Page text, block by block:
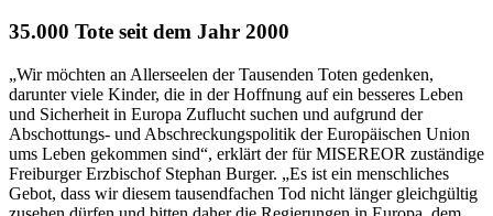
35.000 Tote seit dem Jahr 2000
„Wir möchten an Allerseelen der Tausenden Toten gedenken,
darunter viele Kinder, die in der Hoffnung auf ein besseres Leben
und Sicherheit in Europa Zuflucht suchen und aufgrund der
Abschottungs- und Abschreckungspolitik der Europäischen Union
ums Leben gekommen sind“, erklärt der für MISEREOR zuständige
Freiburger Erzbischof Stephan Burger. „Es ist ein menschliches
Gebot, dass wir diesem tausendfachen Tod nicht länger gleichgültig